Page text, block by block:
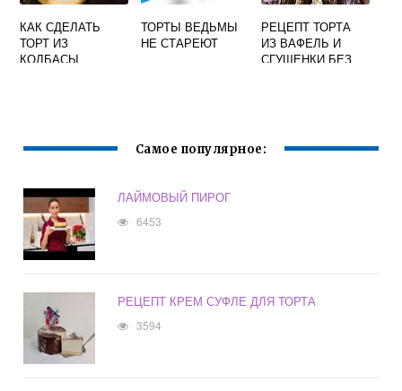
КАК СДЕЛАТЬ
ТОРТ ИЗ
КОЛБАСЫ
ТОРТЫ ВЕДЬМЫ
НЕ СТАРЕЮТ
РЕЦЕПТ ТОРТА
ИЗ ВАФЕЛЬ И
СГУЩЕНКИ БЕЗ
Самое популярное:
ЛАЙМОВЫЙ ПИРОГ
6453
РЕЦЕПТ КРЕМ СУФЛЕ ДЛЯ ТОРТА
3594